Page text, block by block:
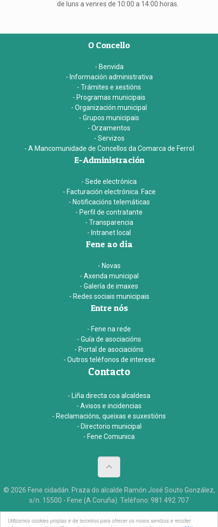
Utilizamos cookies propias e de terceiros para ofrecer os nosos servizos e recoller
de luns a venres de 10:00 a 14:00 horas.
O Concello
- Benvida
- Información administrativa
- Trámites e xestións
- Programas municipais
- Organización municipal
- Grupos municipais
- Orzamentos
- Servizos
- A Mancomunidade de Concellos da Comarca de Ferrol
E-Administración
- Sede electrónica
- Facturación electrónica. Face
- Notificacións telemáticas
- Perfil de contratante
- Transparencia
- Intranet local
Fene ao día
- Novas
- Axenda municipal
- Galería de imaxes
- Redes sociais municipais
Entre nós
- Fene na rede
- Guía de asociacións
- Portal de asociacións
- Outros teléfonos de interese
Contacto
- Liña directa coa alcaldesa
- Avisos e incidencias
- Reclamacións, queixas e suxestións
- Directorio municipal
- Fene Comunica
© 2026 Fene cidadán. Praza do alcalde Ramón José Souto González,
s/n. 15500 - Fene (A Coruña). Teléfono: 981 492 707